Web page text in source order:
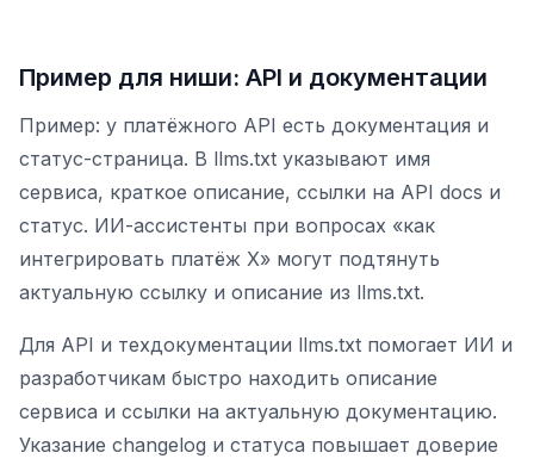
Пример для ниши: API и документации
Пример: у платёжного API есть документация и
статус-страница. В llms.txt указывают имя
сервиса, краткое описание, ссылки на API docs и
статус. ИИ-ассистенты при вопросах «как
интегрировать платёж X» могут подтянуть
актуальную ссылку и описание из llms.txt.
Для API и техдокументации llms.txt помогает ИИ и
разработчикам быстро находить описание
сервиса и ссылки на актуальную документацию.
Указание changelog и статуса повышает доверие